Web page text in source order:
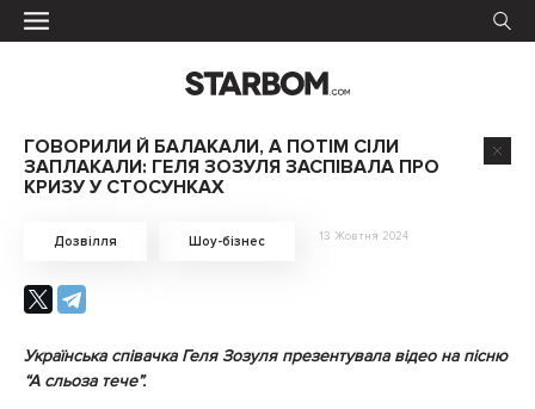
ГОВОРИЛИ Й БАЛАКАЛИ, А ПОТІМ СІЛИ
ЗАПЛАКАЛИ: ГЕЛЯ ЗОЗУЛЯ ЗАСПІВАЛА ПРО
КРИЗУ У СТОСУНКАХ
Дозвілля Шоу-бізнес 13 Жовтня 2024
Українська співачка Геля Зозуля презентувала відео на пісню
“А сльоза тече”.